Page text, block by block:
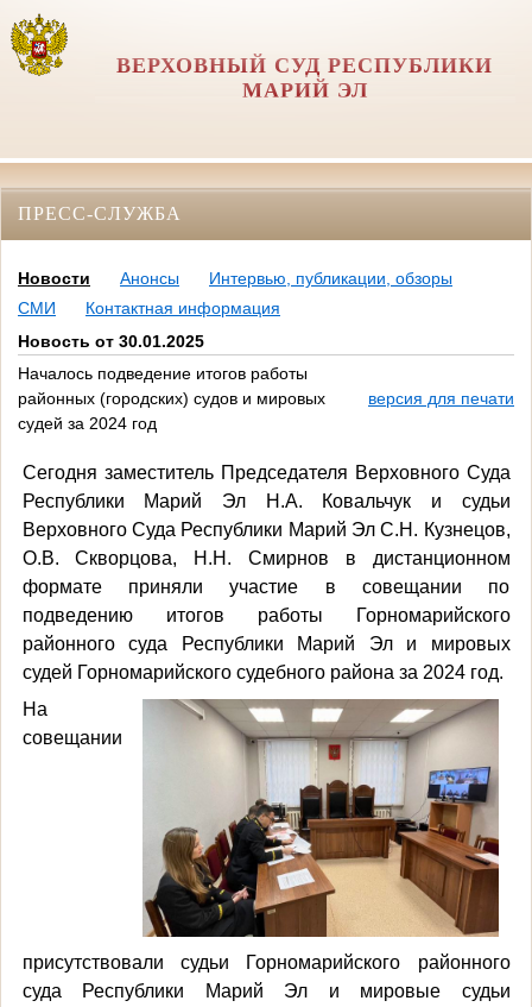
ВЕРХОВНЫЙ СУД РЕСПУБЛИКИ
МАРИЙ ЭЛ
ПРЕСС-СЛУЖБА
Новости Анонсы
Интервью, публикации, обзоры
СМИ
Контактная информация
Новость от 30.01.2025
Началось подведение итогов работы
районных (городских) судов и мировых
судей за 2024 год
версия для печати
Сегодня заместитель Председателя Верховного Суда
Республики Марий Эл Н.А. Ковальчук и судьи
Верховного Суда Республики Марий Эл С.Н. Кузнецов,
О.В. Скворцова, Н.Н. Смирнов в дистанционном
формате приняли участие в совещании по
подведению итогов работы Горномарийского
районного суда Республики Марий Эл и мировых
судей Горномарийского судебного района за 2024 год.
На
совещании
присутствовали судьи Горномарийского районного
суда Республики Марий Эл и мировые судьи